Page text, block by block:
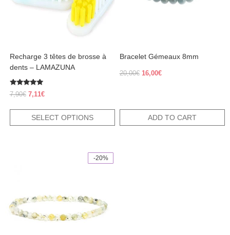
Recharge 3 têtes de brosse à
dents – LAMAZUNA
Rated
5.00
7,90€ Original
7,90€.
7,11€Current
7,11€.
SELECT OPTIONS
may
page
Bracelet Gémeaux 8mm
20,00€ Original
16,00€Current
ADD TO CART
-20%